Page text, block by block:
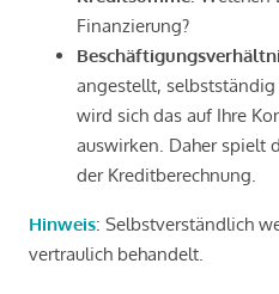
Finanzierung?
angestellt,
wird sich das auf Ihre
auswirken. Daher spielt
der Kreditberechnung.
Hinweis: Selbstverständlich
vertraulich behandelt.